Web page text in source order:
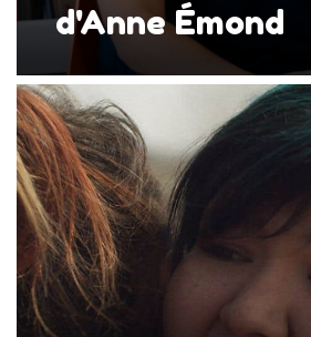
d'Anne Émond